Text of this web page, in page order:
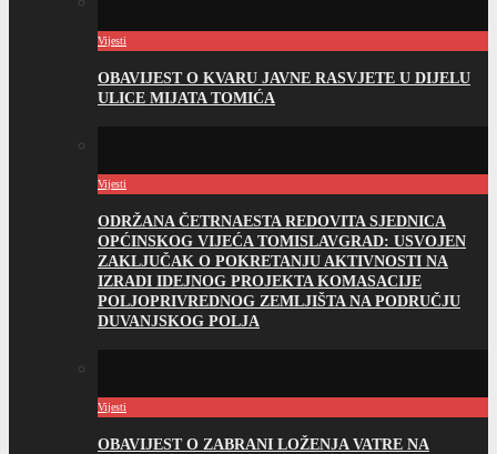
Vijesti
OBAVIJEST O KVARU JAVNE RASVJETE U DIJELU
ULICE MIJATA TOMIĆA
Vijesti
ODRŽANA ČETRNAESTA REDOVITA SJEDNICA
OPĆINSKOG VIJEĆA TOMISLAVGRAD: USVOJEN
ZAKLJUČAK O POKRETANJU AKTIVNOSTI NA
IZRADI IDEJNOG PROJEKTA KOMASACIJE
POLJOPRIVREDNOG ZEMLJIŠTA NA PODRUČJU
DUVANJSKOG POLJA
Vijesti
OBAVIJEST O ZABRANI LOŽENJA VATRE NA